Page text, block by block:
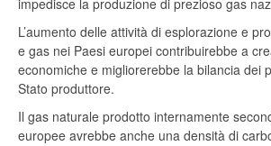
impedisce la produzione di prezioso gas
L’aumento delle attività di esplorazione e
e gas nei Paesi europei contribuirebbe a
economiche e migliorerebbe la bilancia dei
Stato produttore.
Il gas naturale prodotto internamente
europee avrebbe anche una densità di